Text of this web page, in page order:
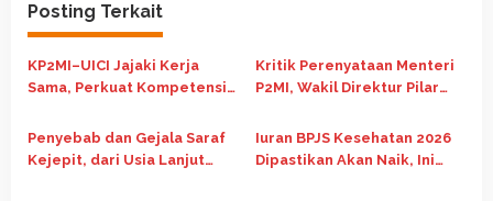
a
s
i
o
Posting Terkait
KP2MI–UICI Jajaki Kerja
Sama, Perkuat Kompetensi
Kritik Perenyataan Menteri
P2MI, Wakil Direktur Pilar
Tunaikan Tanggung Jawab
Penyebab dan Gejala Saraf
Kejepit, dari Usia Lanjut
Iuran BPJS Kesehatan 2026
Dipastikan Akan Naik, Ini